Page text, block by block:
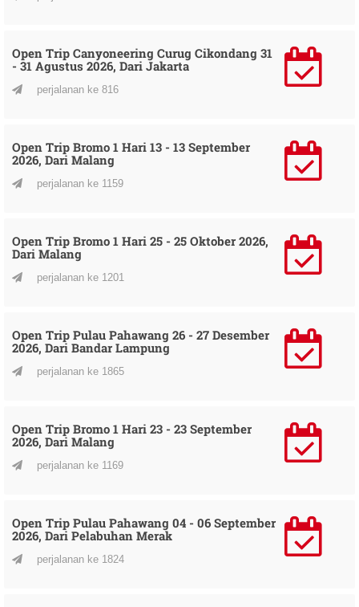
Open Trip Canyoneering Curug Cikondang 31
- 31 Agustus 2026, Dari Jakarta
perjalanan ke 816
Open Trip Bromo 1 Hari 13 - 13 September
2026, Dari Malang
perjalanan ke 1159
Open Trip Bromo 1 Hari 25 - 25 Oktober 2026,
Dari Malang
perjalanan ke 1201
Open Trip Pulau Pahawang 26 - 27 Desember
2026, Dari Bandar Lampung
perjalanan ke 1865
Open Trip Bromo 1 Hari 23 - 23 September
2026, Dari Malang
perjalanan ke 1169
Open Trip Pulau Pahawang 04 - 06 September
2026, Dari Pelabuhan Merak
perjalanan ke 1824